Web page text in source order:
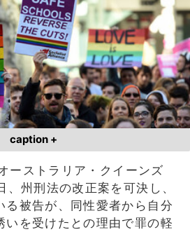
caption +
ーストラリア・クイーンズ
、州刑法の改正案を可決し、
る被告が、同性愛者から自分
いを受けたとの理由で罪の軽